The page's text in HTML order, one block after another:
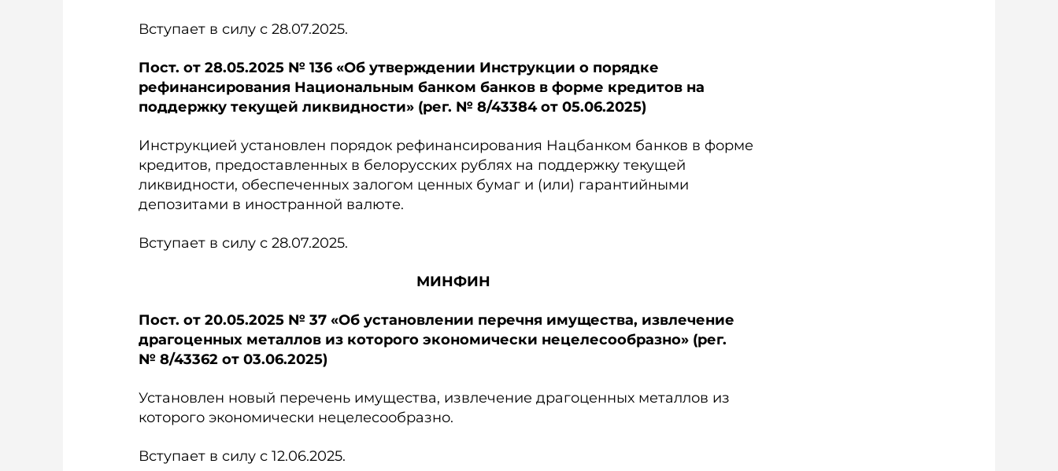
Вступает в силу с 28.07.2025.
Пост. от 28.05.2025 № 136 «Об утверждении Инструкции о порядке
рефинансирования Национальным банком банков в форме кредитов на
поддержку текущей ликвидности» (рег. № 8/43384 от 05.06.2025)
Инструкцией установлен порядок рефинансирования Нацбанком банков в форме
кредитов, предоставленных в белорусских рублях на поддержку текущей
ликвидности, обеспеченных залогом ценных бумаг и (или) гарантийными
депозитами в иностранной валюте.
Вступает в силу с 28.07.2025.
МИНФИН
Пост. от 20.05.2025 № 37 «Об установлении перечня имущества, извлечение
драгоценных металлов из которого экономически нецелесообразно» (рег.
№ 8/43362 от 03.06.2025)
Установлен новый перечень имущества, извлечение драгоценных металлов из
которого экономически нецелесообразно.
Вступает в силу с 12.06.2025.